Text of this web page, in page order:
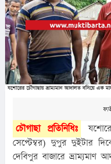
চৌগাছা প্রতিনিধিঃ
সেপ্টেম্বর) দুপুর দুইটার
দেবিপুর বাজারে ভ্রাম্যমাণ